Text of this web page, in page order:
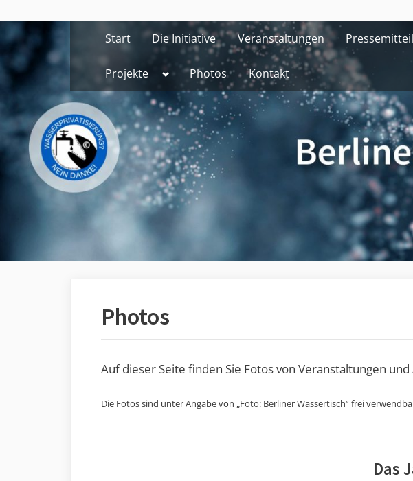
to
content
Start Die Initiative Veranstaltungen
Projekte Toggle
menu
Photos Kontakt
Photos
Auf dieser Seite finden Sie Fotos von Veranstaltungen
Die Fotos sind unter Angabe von „Foto: Berliner Wassertisch“ frei
Das